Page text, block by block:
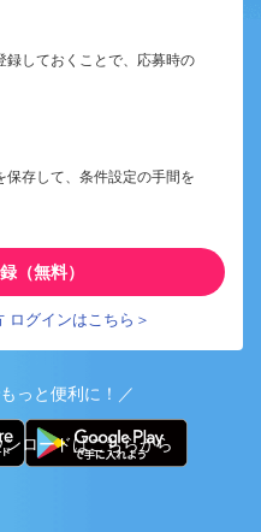
録しておくことで、応募時の
保存して、条件設定の手間を
（無料）
ログインはこちら＞
っと便利に！／
ロードはこちらから